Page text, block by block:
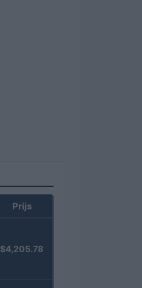
Prijs
$4,205.78